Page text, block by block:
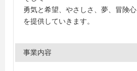
勇気と希望、やさしさ、夢、冒険心
を提供していきます。
事業内容